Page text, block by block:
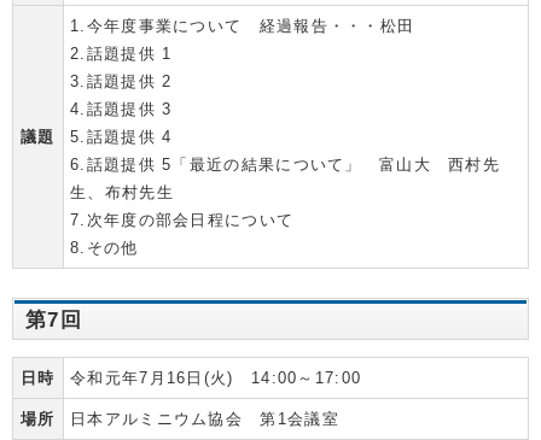
議題
1.今年度事業について 経過報告・・・松田
2.話題提供 1
3.話題提供 2
4.話題提供 3
5.話題提供 4
6.話題提供 5「最近の結果について」 富山大 西村先
生、布村先生
7.次年度の部会日程について
8.その他
第7回
日時 令和元年7月16日(火) 14:00～17:00
場所 日本アルミニウム協会 第1会議室